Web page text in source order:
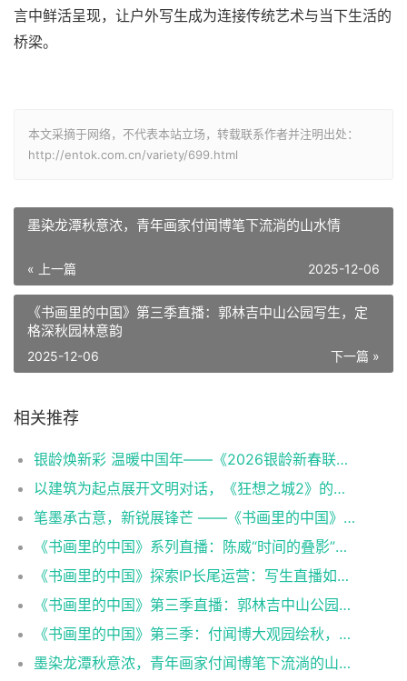
言中鲜活呈现，让户外写生成为连接传统艺术与当下生活的
桥梁。
本文采摘于网络，不代表本站立场，转载联系作者并注明出处：
http://entok.com.cn/variety/699.html
墨染龙潭秋意浓，青年画家付闻博笔下流淌的山水情
« 上一篇 2025-12-06
《书画里的中国》第三季直播：郭林吉中山公园写生，定
格深秋园林意韵
下一篇 »
2025-12-06
相关推荐
银龄焕新彩 温暖中国年——《2026银龄新春联欢会》聚焦有爱有梦老龄群像
以建筑为起点展开文明对话，《狂想之城2》的四重叩问与三维跃升
笔墨承古意，新锐展锋芒 ——《书画里的中国》第三季直播直击首届中国画博士生作品展
《书画里的中国》系列直播：陈威“时间的叠影”导览,笔墨解码山水艺术蜕变
《书画里的中国》探索IP长尾运营：写生直播如何延续文化节目生命力
《书画里的中国》第三季直播：郭林吉中山公园写生，定格深秋园林意韵
《书画里的中国》第三季：付闻博大观园绘秋，笔墨展京秋意趣
墨染龙潭秋意浓，青年画家付闻博笔下流淌的山水情